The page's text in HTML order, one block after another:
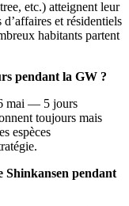
etc.) atteignent leur
et résidentiels
habitants partent
pendant la GW ?
mai — 5 jours
toujours mais
espèces
Shinkansen pendant